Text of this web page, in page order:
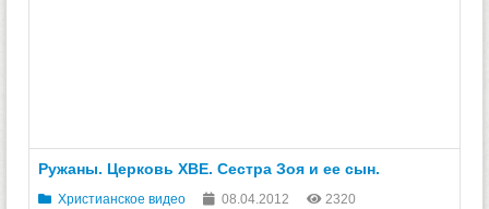
Ружаны. Церковь ХВЕ. Сестра Зоя и ее сын.
Христианское видео 08.04.2012 2320